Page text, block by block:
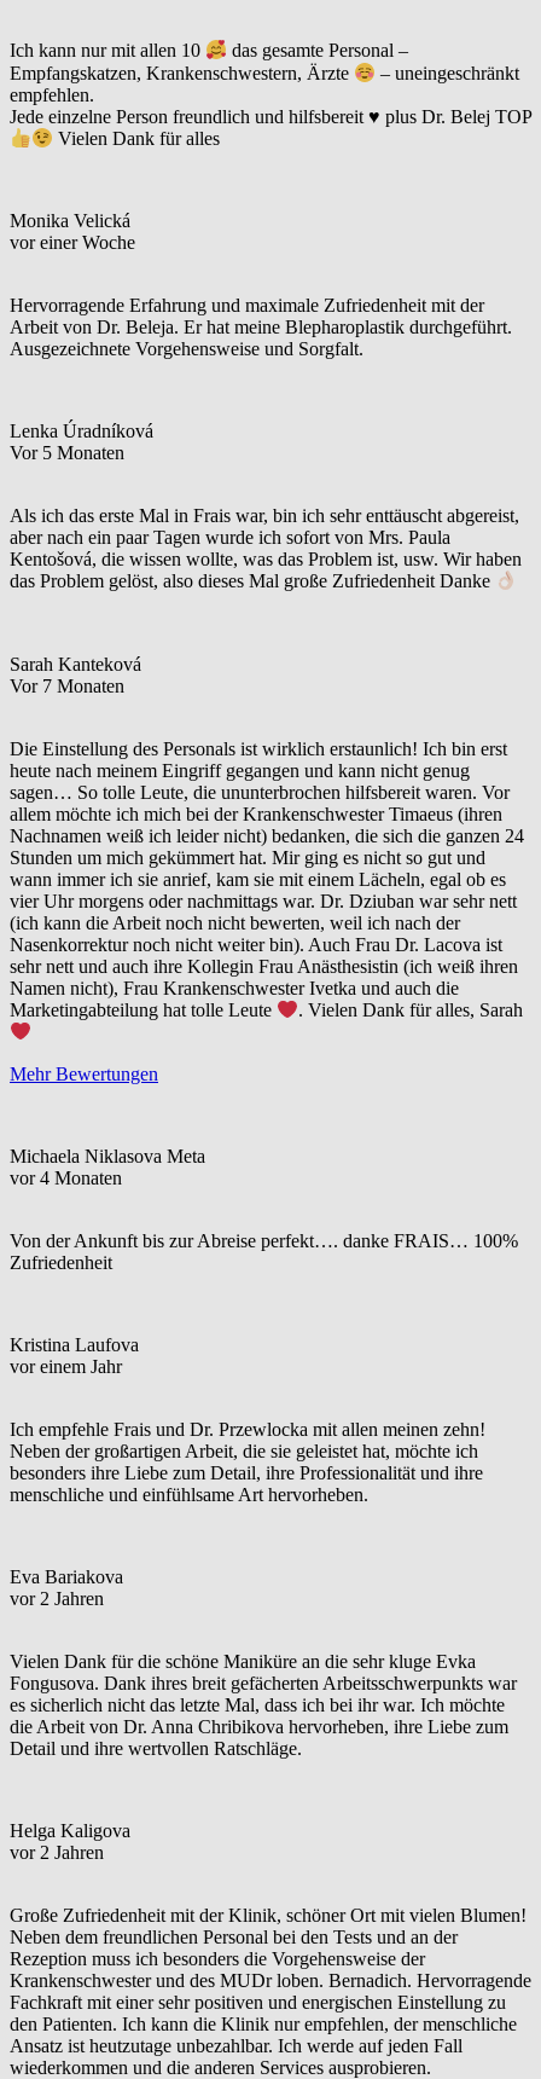
Ich kann nur mit allen 10
das gesamte Personal –
Empfangskatzen, Krankenschwestern, Ärzte
– uneingeschränkt
empfehlen.
Jede einzelne Person freundlich und hilfsbereit ♥️ plus Dr. Belej TOP
Vielen Dank für alles
Monika Velická
vor einer Woche
Hervorragende Erfahrung und maximale Zufriedenheit mit der
Arbeit von Dr. Beleja. Er hat meine Blepharoplastik durchgeführt.
Ausgezeichnete Vorgehensweise und Sorgfalt.
Lenka Úradníková
Vor 5 Monaten
Als ich das erste Mal in Frais war, bin ich sehr enttäuscht abgereist,
aber nach ein paar Tagen wurde ich sofort von Mrs. Paula
Kentošová, die wissen wollte, was das Problem ist, usw. Wir haben
das Problem gelöst, also dieses Mal große Zufriedenheit Danke
Sarah Kanteková
Vor 7 Monaten
Die Einstellung des Personals ist wirklich erstaunlich! Ich bin erst
heute nach meinem Eingriff gegangen und kann nicht genug
sagen… So tolle Leute, die ununterbrochen hilfsbereit waren. Vor
allem möchte ich mich bei der Krankenschwester Timaeus (ihren
Nachnamen weiß ich leider nicht) bedanken, die sich die ganzen 24
Stunden um mich gekümmert hat. Mir ging es nicht so gut und
wann immer ich sie anrief, kam sie mit einem Lächeln, egal ob es
vier Uhr morgens oder nachmittags war. Dr. Dziuban war sehr nett
(ich kann die Arbeit noch nicht bewerten, weil ich nach der
Nasenkorrektur noch nicht weiter bin). Auch Frau Dr. Lacova ist
sehr nett und auch ihre Kollegin Frau Anästhesistin (ich weiß ihren
Namen nicht), Frau Krankenschwester Ivetka und auch die
Marketingabteilung hat tolle Leute
. Vielen Dank für alles, Sarah
Mehr Bewertungen
Michaela Niklasova Meta
vor 4 Monaten
Von der Ankunft bis zur Abreise perfekt…. danke FRAIS… 100%
Zufriedenheit
Kristina Laufova
vor einem Jahr
Ich empfehle Frais und Dr. Przewlocka mit allen meinen zehn!
Neben der großartigen Arbeit, die sie geleistet hat, möchte ich
besonders ihre Liebe zum Detail, ihre Professionalität und ihre
menschliche und einfühlsame Art hervorheben.
Eva Bariakova
vor 2 Jahren
Vielen Dank für die schöne Maniküre an die sehr kluge Evka
Fongusova. Dank ihres breit gefächerten Arbeitsschwerpunkts war
es sicherlich nicht das letzte Mal, dass ich bei ihr war. Ich möchte
die Arbeit von Dr. Anna Chribikova hervorheben, ihre Liebe zum
Detail und ihre wertvollen Ratschläge.
Helga Kaligova
vor 2 Jahren
Große Zufriedenheit mit der Klinik, schöner Ort mit vielen Blumen!
Neben dem freundlichen Personal bei den Tests und an der
Rezeption muss ich besonders die Vorgehensweise der
Krankenschwester und des MUDr loben. Bernadich. Hervorragende
Fachkraft mit einer sehr positiven und energischen Einstellung zu
den Patienten. Ich kann die Klinik nur empfehlen, der menschliche
Ansatz ist heutzutage unbezahlbar. Ich werde auf jeden Fall
wiederkommen und die anderen Services ausprobieren.